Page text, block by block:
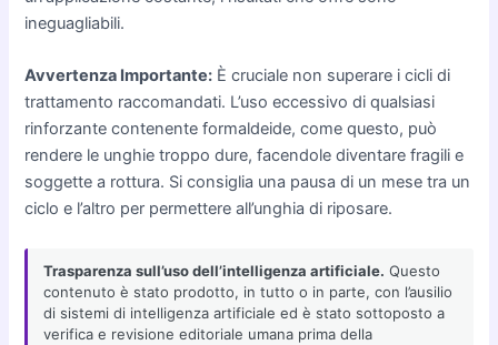
ineguagliabili.
Avvertenza Importante: È cruciale non superare i cicli di
trattamento raccomandati. L’uso eccessivo di qualsiasi
rinforzante contenente formaldeide, come questo, può
rendere le unghie troppo dure, facendole diventare fragili e
soggette a rottura. Si consiglia una pausa di un mese tra un
ciclo e l’altro per permettere all’unghia di riposare.
Trasparenza sull’uso dell’intelligenza artificiale. Questo
contenuto è stato prodotto, in tutto o in parte, con l’ausilio
di sistemi di intelligenza artificiale ed è stato sottoposto a
verifica e revisione editoriale umana prima della